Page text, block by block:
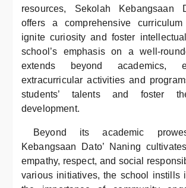
resources, Sekolah Kebangsaan
offers a comprehensive
ignite curiosity and foster
school’s emphasis on a well-
extends beyond academics,
extracurricular activities and
students’ talents and foster
development.
Beyond its academic
Kebangsaan Dato’ Naning
empathy, respect, and social
various initiatives, the school instills